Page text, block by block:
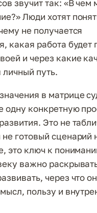
звучит так: «В чем
Люди хотят
не получается
какая работа будет
и через какие
личный путь.
в матрице
одну конкретную
Это не
готовый сценарий
это ключ к
важно
через что
пользу и